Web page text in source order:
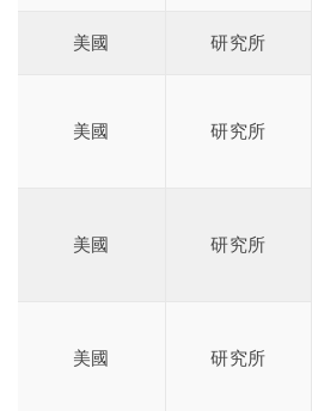
美國 研究所
美國 研究所
美國 研究所
美國 研究所